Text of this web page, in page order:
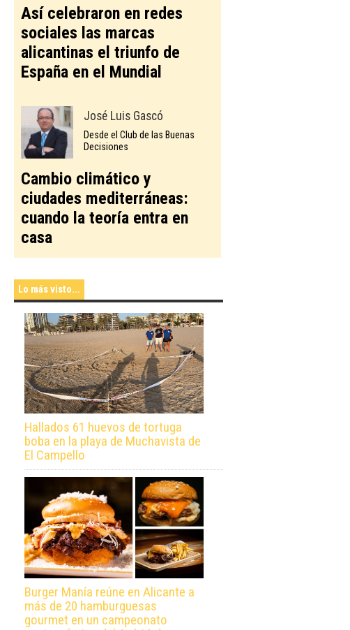
Así celebraron en redes
sociales las marcas
alicantinas el triunfo de
España en el Mundial
José Luis Gascó
Desde el Club de las Buenas
Decisiones
Cambio climático y
ciudades mediterráneas:
cuando la teoría entra en
casa
Lo más visto...
Hallados 61 huevos de tortuga
boba en la playa de Muchavista de
El Campello
Burger Manía reúne en Alicante a
más de 20 hamburguesas
gourmet en un campeonato